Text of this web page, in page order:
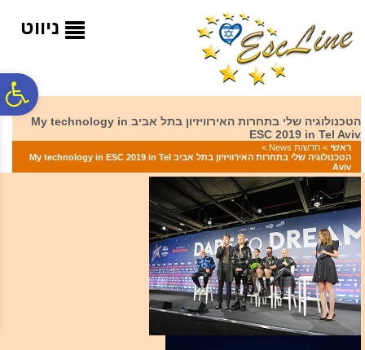
המרכזי
ניווט
הטכנולוגיה שלי בתחרות האירוויזיון בתל אביב My technology in
ESC 2019 in Tel Aviv
ראשי > חדשות News
>
הטכנולוגיה שלי בתחרות האירוויזיון בתל אביב My technology in ESC 2019 in Tel
Aviv